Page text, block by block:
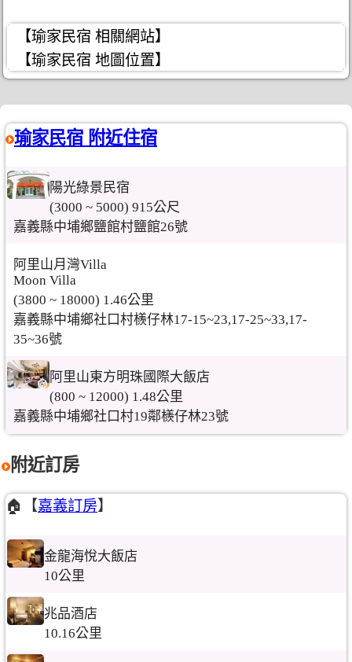
【瑜家民宿 相關網站】
【瑜家民宿 地圖位置】
瑜家民宿 附近住宿
陽光綠景民宿
(3000 ~ 5000) 915公尺
嘉義縣中埔鄉鹽館村鹽館26號
阿里山月灣Villa
Moon Villa
(3800 ~ 18000) 1.46公里
嘉義縣中埔鄉社口村檨仔林17-15~23,17-25~33,17-
35~36號
阿里山東方明珠國際大飯店
(800 ~ 12000) 1.48公里
嘉義縣中埔鄉社口村19鄰檨仔林23號
附近訂房
🏠【嘉義訂房】
金龍海悅大飯店
10公里
兆品酒店
10.16公里